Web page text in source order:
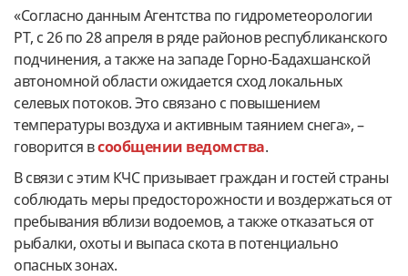
«Согласно данным Агентства по гидрометеорологии
РТ, с 26 по 28 апреля в ряде районов республиканского
подчинения, а также на западе Горно-Бадахшанской
автономной области ожидается сход локальных
селевых потоков. Это связано с повышением
температуры воздуха и активным таянием снега», –
говорится всообщении ведомства.
В связи с этим КЧС призывает граждан и гостей страны
соблюдать меры предосторожности и воздержаться от
пребывания вблизи водоемов, а также отказаться от
рыбалки, охоты и выпаса скота в потенциально
опасных зонах.